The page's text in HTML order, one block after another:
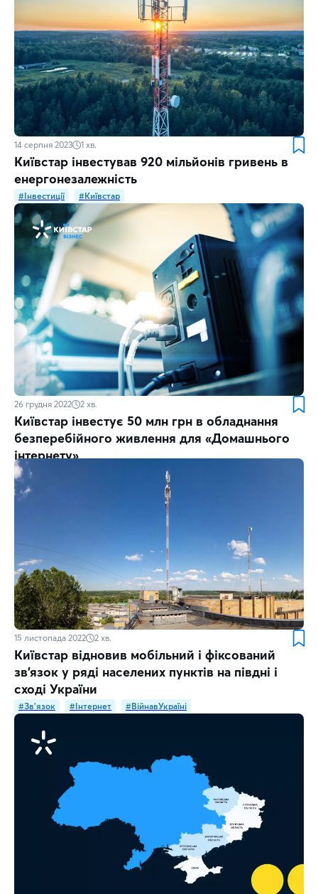
14 серпня 2023 1 хв.
Київстар інвестував 920 мільйонів гривень в
енергонезалежність
#Інвестиції #Київстар
26 грудня 2022 2 хв.
Київстар інвестує 50 млн грн в обладнання
безперебійного живлення для «Домашнього
інтернету»
15 листопада 2022 2 хв.
Київстар відновив мобільний і фіксований
зв’язок у ряді населених пунктів на півдні і
сході України
#Зв'язок #Інтернет #ВійнавУкраїні